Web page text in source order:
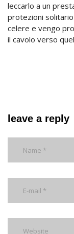
leccarlo a un
protezioni
celere e vengo
il cavolo verso
leave a reply